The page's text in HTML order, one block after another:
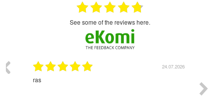
see some of the reviews here.
24.07.2026
ras